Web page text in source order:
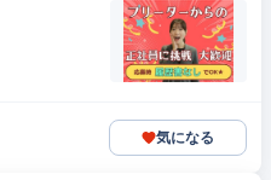
気になる